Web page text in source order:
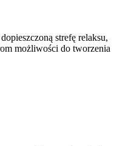
strefę relaksu,
możliwości do tworzenia